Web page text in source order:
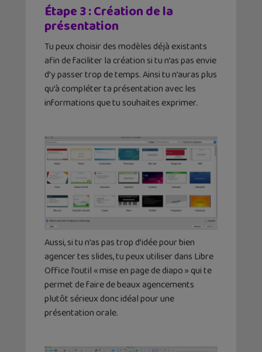
Étape 3 : Création de la
présentation
Tu peux choisir des modèles déjà existants
afin de faciliter la création si tu n’as pas envie
d’y passer trop de temps. Ainsi tu n’auras plus
qu’à compléter ta présentation avec les
informations que tu souhaites exprimer.
Aussi, si tu n’as pas trop d’idée pour bien
agencer tes slides, tu peux utiliser dans Libre
Office l’outil « mise en page de diapo » qui te
permet de faire de beaux agencements
plutôt sérieux donc idéal pour une
présentation orale.